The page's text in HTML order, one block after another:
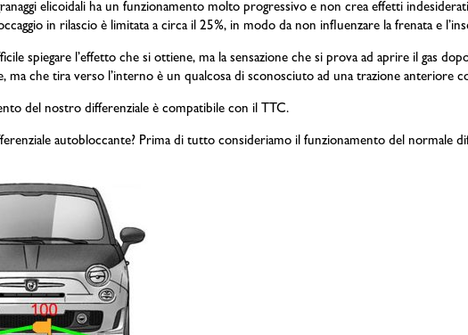
elicoidali ha un funzionamento molto progressivo e non crea effetti
in rilascio è limitata a circa il 25%, in modo da non influenzare la frenata e
spiegare l’effetto che si ottiene, ma la sensazione che si prova ad aprire il gas
ma che tira verso l’interno è un qualcosa di sconosciuto ad una trazione anteriore
del nostro differenziale è compatibile con il TTC.
autobloccante? Prima di tutto consideriamo il funzionamento del normale